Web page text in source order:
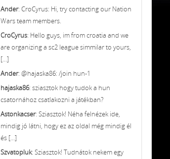
Ander: CroCyrus: Hi, try contacting our Nation
Wars team members.
CroCyrus: Hello guys, im from croatia and we
are organizing a sc2 league simmilar to yours,
[...]
Ander: @hajaska86: /join hun-1
hajaska86: sziasztok hogy tudok a hun
csatornához csatlakozni a játékban?
Astonkacser: Sziasztok! Néha felnézek ide,
mindig jó látni, hogy ez az oldal még mindig él
és [...]
Szvatopluk: Sziasztok! Tudnátok nekem egy